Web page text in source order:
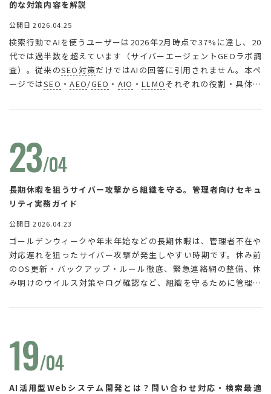
的な対策内容を解説
公開日 2026.04.25
検索行動でAIを使うユーザーは2026年2月時点で37%に達し、20
代では過半数を超えています（サイバーエージェントGEOラボ調
査）。従来のSEO対策だけではAIの回答に引用されません。本ペ
ージではSEO ・AEO/GEO ・ AIO ・ LLMOそれぞれの役割・具体的
つかる」「引用される」サイトをつくるための全解説です。
23/04
長期休暇を狙うサイバー攻撃から組織を守る。管理者向けセキュ
リティ実務ガイド
公開日 2026.04.23
ゴールデンウィークや年末年始などの長期休暇は、管理者不在や
対応遅れを狙ったサイバー攻撃が発生しやすい時期です。休み前
のOS更新・バックアップ・ルール徹底、緊急連絡網の整備、休
み明けのウイルス対策やログ確認など、組織を守るために管理者
す。
19/04
AI活用型Webシステム開発とは？問い合わせ対応・検索最適